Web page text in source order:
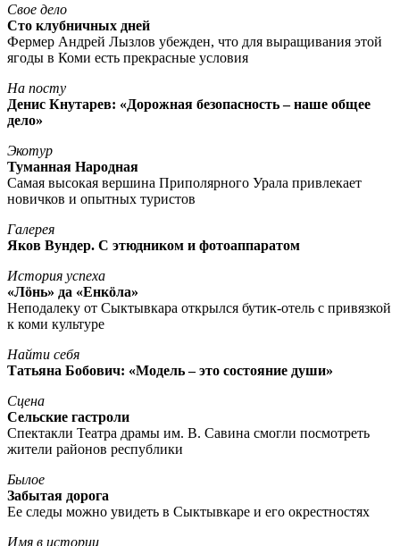
Свое дело
Сто клубничных дней
Фермер Андрей Лызлов убежден, что для выращивания этой
ягоды в Коми есть прекрасные условия
На посту
Денис Кнутарев: «Дорожная безопасность – наше общее
дело»
Экотур
Туманная Народная
Самая высокая вершина Приполярного Урала привлекает
новичков и опытных туристов
Галерея
Яков Вундер. С этюдником и фотоаппаратом
История успеха
«Лöнь» да «Енкöла»
Неподалеку от Сыктывкара открылся бутик-отель с привязкой
к коми культуре
Найти себя
Татьяна Бобович: «Модель – это состояние души»
Сцена
Сельские гастроли
Спектакли Театра драмы им. В. Савина смогли посмотреть
жители районов республики
Былое
Забытая дорога
Ее следы можно увидеть в Сыктывкаре и его окрестностях
Имя в истории